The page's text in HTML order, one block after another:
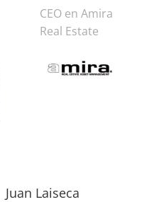
CEO en Amira
Real Estate
Juan Laiseca